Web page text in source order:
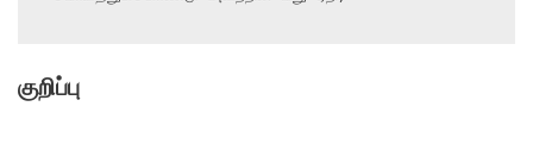
குறிப்பு